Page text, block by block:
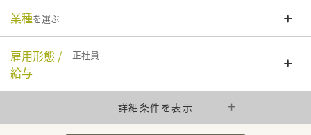
業種を選ぶ
雇用形態 /
給与
正社員
詳細条件を表示